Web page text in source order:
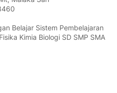
Belajar Sistem Pembelajaran
Kimia Biologi SD SMP SMA